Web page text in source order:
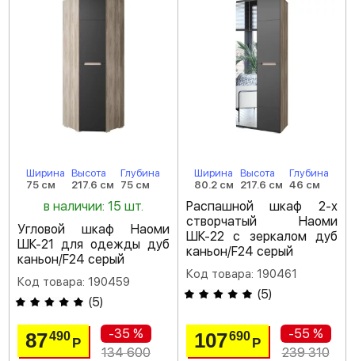
Ширина
75 см
Высота
217.6 см
Глубина
75 см
в наличии: 15 шт.
Угловой шкаф Наоми
ШК-21 для одежды дуб
каньон/F24 серый
Код товара: 190459
(5)
87490Р
-35 %
134 600
Ширина
80.2 см
Высота
217.6 см
Глубина
46 см
Распашной шкаф 2-х
створчатый Наоми
ШК-22 с зеркалом дуб
каньон/F24 серый
Код товара: 190461
(5)
107690 Р
-55 %
239 310